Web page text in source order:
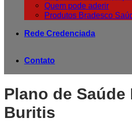
Quem pode aderir
Produtos Bradesco
Rede Credenciada
Contato
Plano de Saúde
Buritis